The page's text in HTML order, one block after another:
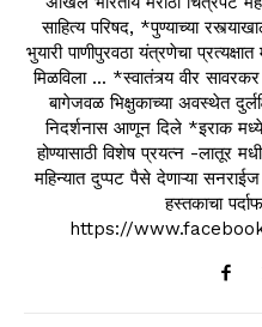
साहित्य परिषद, *पुण्याच्या
भुयारी पाणीपुरवठा यंत्रणेचा
मिळविला ... *स्वातंत्र्य वीर
बागेजवळ भिक्षुकाच्या अवस्थेत
निदर्शनास आणून दिले *इराक
होण्यासाठी विशेष प्रयत्न -लातूर
महिन्यात दुप्पट पैसे देणाऱ्या
हस्तकाचा
https://